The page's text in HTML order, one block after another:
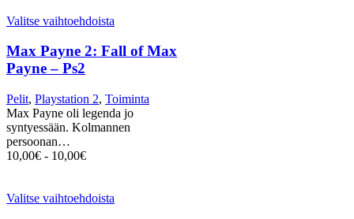
Valitse vaihtoehdoista
Max Payne 2: Fall of Max
Payne – Ps2
Pelit, Playstation 2, Toiminta
Max Payne oli legenda jo
syntyessään. Kolmannen
persoonan…
10,00€ - 10,00€
Valitse vaihtoehdoista